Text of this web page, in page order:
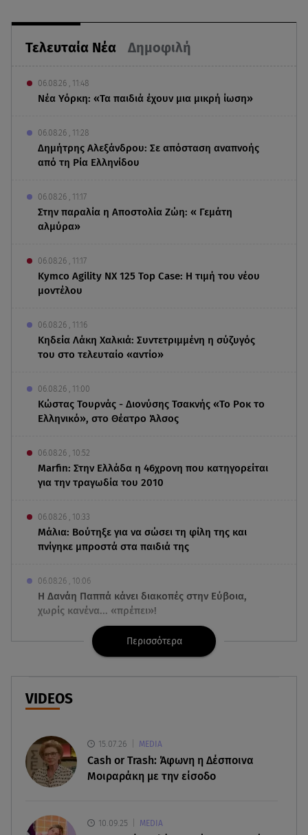
Τελευταία Νέα Δημοφιλή
06.08.26 , 11:48
Νέα Υόρκη: «Τα παιδιά έχουν μια μικρή ίωση»
06.08.26 , 11:28
Δημήτρης Αλεξάνδρου: Σε απόσταση αναπνοής
από τη Ρία Ελληνίδου
06.08.26 , 11:17
Στην παραλία η Αποστολία Ζώη: « Γεμάτη
αλμύρα»
06.08.26 , 11:17
Kymco Agility NX 125 Τοp Case: Η τιμή του νέου
μοντέλου
06.08.26 , 11:16
Κηδεία Λάκη Χαλκιά: Συντετριμμένη η σύζυγός
του στο τελευταίο «αντίο»
06.08.26 , 11:00
Κώστας Τουρνάς - Διονύσης Τσακνής «Το Ροκ το
Ελληνικό», στο Θέατρο Άλσος
06.08.26 , 10:52
Marfin: Στην Ελλάδα η 46χρονη που κατηγορείται
για την τραγωδία του 2010
06.08.26 , 10:33
Μάλια: Βούτηξε για να σώσει τη φίλη της και
πνίγηκε μπροστά στα παιδιά της
06.08.26 , 10:06
Η Δανάη Παππά κάνει διακοπές στην Εύβοια,
χωρίς κανένα... «πρέπει»!
06.08.26 , 10:00
Eύκολη νηστίσιμη συνταγή για
γαριδομακαρονάδα με λευκή σάλτσα
06.08.26 , 09:56
βεντάλια που δεν αποχωρίστηκε
06.08.26 , 09:17
Λιάγκας - Αντωνά: Φωτογραφίες από τις glam
Περισσότερα
VIDEOS
15.07.26 MEDIA
Cash or Trash: Άφωνη η Δέσποινα
Μοιραράκη με την είσοδο
10.09.25 MEDIA